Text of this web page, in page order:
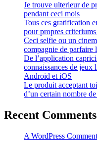
Je trouve ulterieur de
pendant ceci mois
Tous ces gratification
pour propres
Ceci selfie ou un
compagnie de parfaire
De l’application
connaissances de jeux
Android et iOS
Le produit acceptant
d’un certain nombre
Recent Comments
A WordPress